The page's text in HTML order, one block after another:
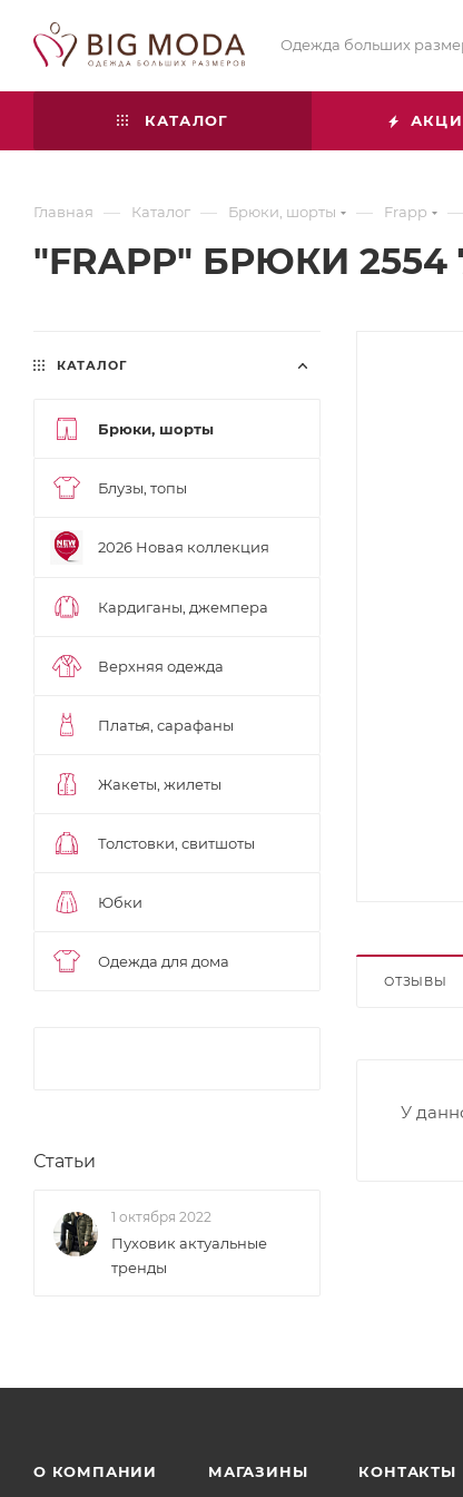
Одежда больших
КАТАЛОГ
Главная — Каталог — Брюки, шорты — Frapp —
"FRAPP" БРЮКИ 2554
ОТЗЫВЫ
У
КАТАЛОГ
Брюки, шорты
Блузы, топы
2026 Новая коллекция
Кардиганы, джемпера
Верхняя одежда
Платья, сарафаны
Жакеты, жилеты
Толстовки, свитшоты
Юбки
Одежда для дома
Статьи
1 октября 2022
Пуховик актуальные
тренды
О КОМПАНИИ МАГАЗИНЫ КОНТАКТЫ